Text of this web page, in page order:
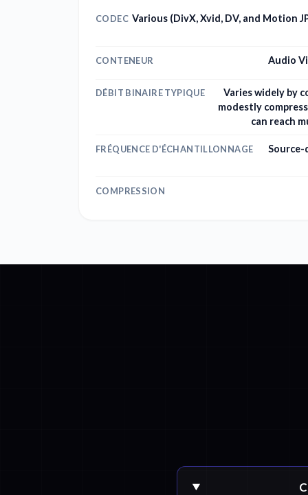
CODEC Various (DivX, Xvid, DV, and Motion
CONTENEUR Audio
DÉBIT BINAIRE TYPIQUE
Varies widely by
modestly
can reach
FRÉQUENCE D'ÉCHANTILLONNAGE Source-
COMPRESSION